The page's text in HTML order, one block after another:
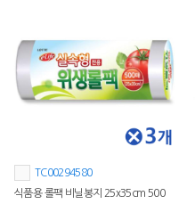
TC00294580
식품용 롤팩 비닐봉지 25x35cm 500